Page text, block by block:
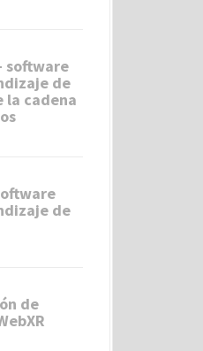
software
de
la cadena
de
de